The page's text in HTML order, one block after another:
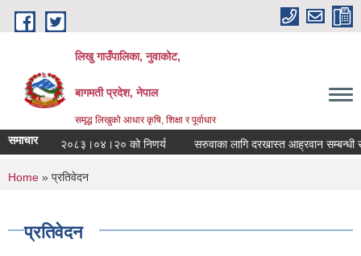
Skip to main content
लिखु गाउँपालिका, नुवाकोट,
बागमती प्रदेश, नेपाल
समृद्ध लिखुको आधार कृषि, शिक्षा र पूर्वाधार
समाचारमिति २०८३।०४।२० को निणर्य सरुवाका लागि दरखास्त आह्रवान सम्बन्धी
You are here
Home » प्रतिवेदन
प्रतिवेदन